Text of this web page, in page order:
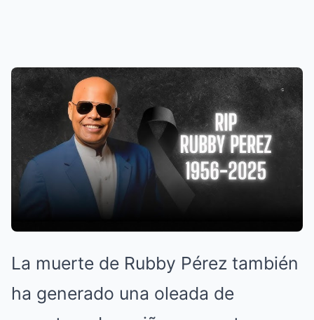
La muerte de Rubby Pérez también
ha generado una oleada de